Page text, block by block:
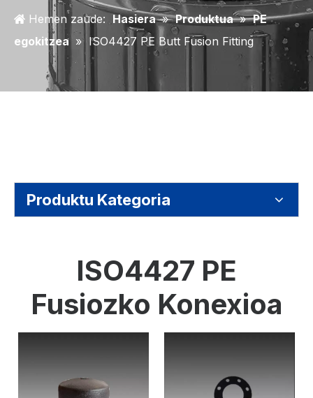
Hemen zaude: Hasiera » Produktua » PE
egokitzea » ISO4427 PE Butt Fusion Fitting
Produktu Kategoria
ISO4427 PE
Fusiozko Konexioa